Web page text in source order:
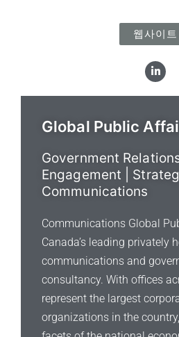
웹사이트
L
i
n
k
d
i
Global Public
Government
Engagement |
Communications
Communications Global
Canada’s leading privately
communications and
consultancy. With offices
represent the largest
organizations in the